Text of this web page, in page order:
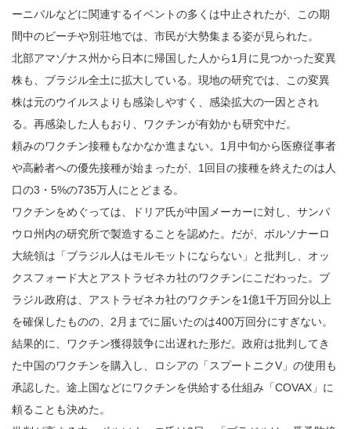
ーニバルなどに関連するイベントの多くは中止されたが、この期
間中のビーチや別荘地では、市民が大勢集まる姿が見られた。
北部アマゾナス州から日本に帰国した人から1月に見つかった変異
株も、ブラジル全土に拡大している。現地の研究では、この変異
株は元のウイルスよりも感染しやすく、感染拡大の一因とされ
る。再感染した人もおり、ワクチンが有効かも研究中だ。
頼みのワクチン接種もなかなか進まない。1月中旬から医療従事者
や高齢者への優先接種が始まったが、1回目の接種を終えたのは人
口の3・5%の735万人にとどまる。
ワクチンをめぐっては、ドリア氏が中国メーカーに対し、サンパ
ウロ州内の研究所で製造することを認めた。だが、ボルソナーロ
大統領は「ブラジル人はモルモットにならない」と批判し、オッ
クスフォード大とアストラゼネカ社のワクチンにこだわった。ブ
ラジル政府は、アストラゼネカ社のワクチンを1億1千万回分以上
を確保したものの、2月までに届いたのは400万回分にすぎない。
結果的に、ワクチン獲得競争に出遅れた形だ。政府は批判してき
た中国のワクチンを購入し、ロシアの「スプートニクV」の使用も
承認した。途上国などにワクチンを供給する仕組み「COVAX」に
頼ることも決めた。